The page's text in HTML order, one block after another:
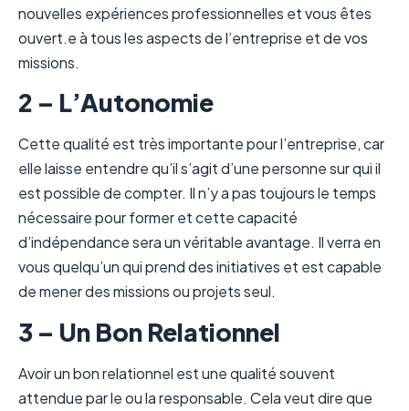
nouvelles expériences professionnelles et vous êtes
ouvert.e à tous les aspects de l’entreprise et de vos
missions.
2 – L’Autonomie
Cette qualité est très importante pour l’entreprise, car
elle laisse entendre qu’il s’agit d’une personne sur qui il
est possible de compter. Il n’y a pas toujours le temps
nécessaire pour former et cette capacité
d’indépendance sera un véritable avantage. Il verra en
vous quelqu’un qui prend des initiatives et est capable
de mener des missions ou projets seul.
3 – Un Bon Relationnel
Avoir un bon relationnel est une qualité souvent
attendue par le ou la responsable. Cela veut dire que